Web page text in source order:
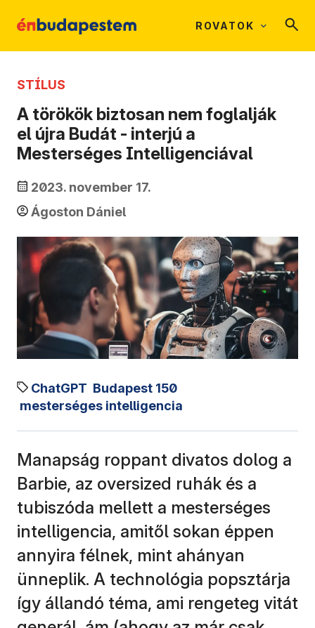
ROVATOK
STÍLUS
A törökök biztosan nem foglalják
el újra Budát - interjú a
Mesterséges Intelligenciával
2023. november 17.
Ágoston Dániel
ChatGPT Budapest 150
mesterséges intelligencia
Manapság roppant divatos dolog a
Barbie, az oversized ruhák és a
tubiszóda mellett a mesterséges
intelligencia, amitől sokan éppen
annyira félnek, mint ahányan
ünneplik. A technológia popsztárja
így állandó téma, ami rengeteg vitát